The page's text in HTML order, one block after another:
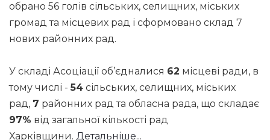
обрано 56 голів сільських, селищних, міських
громад та місцевих рад і сформовано склад 7
нових районних рад.
У складі Асоціації об’єдналися 62 місцеві ради, в
тому числі -54 сільських, селищних, міських
рад, 7 районних рад та обласна рада, що складає
97% від загальної кількості рад
Харківщини. Детальніше...